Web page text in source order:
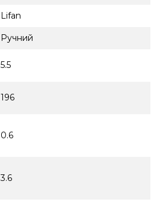
Lifan
Ручний
5.5
196
0.6
3.6